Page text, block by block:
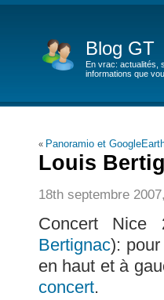
Blog GT
En vrac: actualités,
informations que
« Panoramio et
Louis
18th septembre
Concert Nice
Bertignac):
en haut et à
concert.